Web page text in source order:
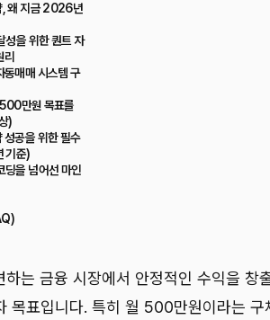
, 왜 지금 2026년
을 위한 퀀트 자
동매매 시스템 구
만원 목표를
)
성공을 위한 필수
기준)
딩을 넘어선 마인
는 금융 시장에서 안정적인 수익을 창
목표입니다. 특히 월 500만원이라는 구